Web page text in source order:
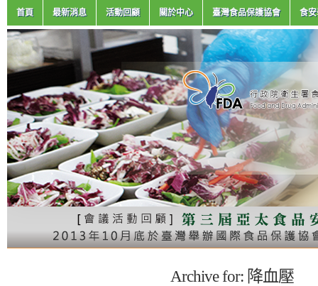
首頁 最新消息 活動回顧 關於中心 臺灣食品保護協會 食
Archive for: 降血壓